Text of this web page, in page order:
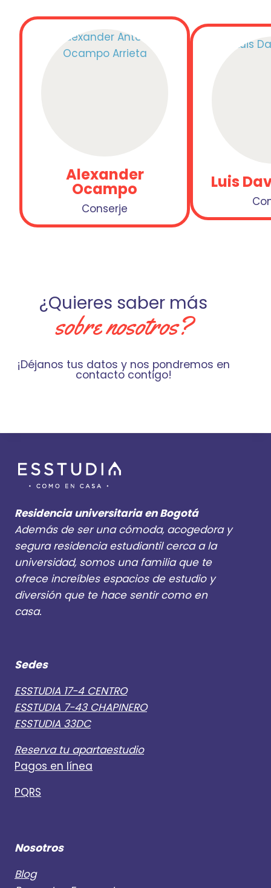
Alexander
Ocampo
Conserje
Luis
¿Quieres saber más
sobre nosotros?
¡Déjanos tus datos y nos pondremos en
contacto contigo!
Residencia universitaria en Bogotá
Además de ser una cómoda, acogedora y
segura residencia estudiantil cerca a la
universidad, somos una familia que te
ofrece increíbles espacios de estudio y
diversión que te hace sentir como en
casa.
Sedes
ESSTUDIA 17-4 CENTRO
ESSTUDIA 7-43 CHAPINERO
ESSTUDIA 33DC
Reserva tu apartaestudio
Pagos en línea
PQRS
Nosotros
Blog